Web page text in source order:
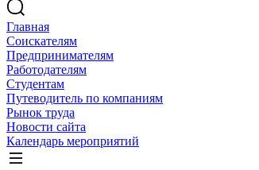
Главная
Соискателям
Предпринимателям
Работодателям
Студентам
Путеводитель по компаниям
Рынок труда
Новости сайта
Календарь мероприятий